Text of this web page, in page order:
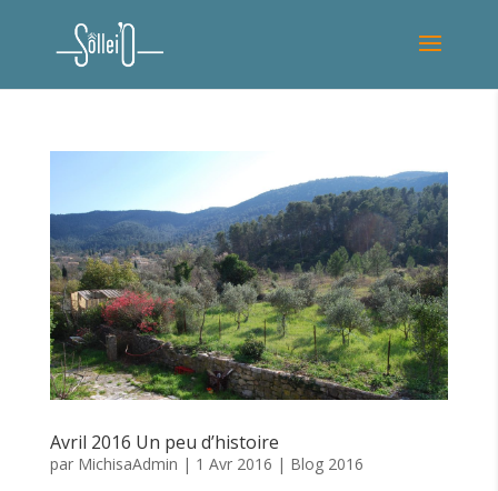
Avril 2016 Un peu d’histoire
par MichisaAdmin | 1 Avr 2016 | Blog 2016